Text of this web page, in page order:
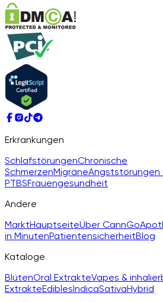
Erkrankungen
SchlafstörungenChronische
SchmerzenMigräneAngststörungen
PTBSFrauengesundheit
Andere
MarktHauptseiteÜber CannGo
in MinutenPatientensicherheitBlog
Kataloge
BlütenOral ExtrakteVapes &
ExtrakteEdiblesIndicaSativaHybrid